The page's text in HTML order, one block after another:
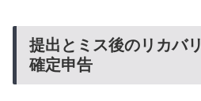
提出とミス後のリカバ
確定申告